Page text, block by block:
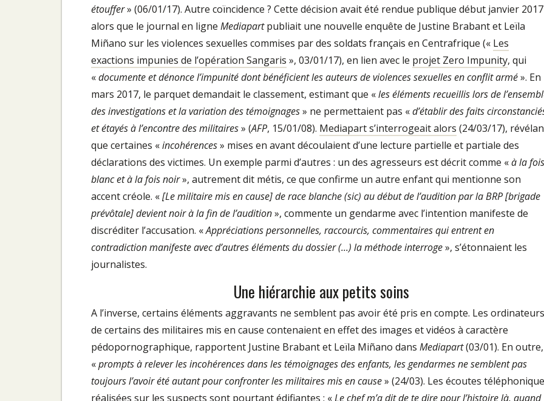
étouffer» (06/01/17). Autre coïncidence ? Cette décision avait été rendue publique début janvier 2017
alors que le journal en ligne Mediapartpubliait une nouvelle enquête de Justine Brabant et Leïla
Miñano sur les violences sexuelles commises par des soldats français en Centrafrique (« Les
exactions impunies de l’opération Sangaris », 03/01/17), en lien avec le projet Zero Impunity, qui
«documente et dénonce l’impunité dont bénéficient les auteurs de violences sexuelles en conflit armé». En
mars 2017, le parquet demandait le classement, estimant que «les éléments recueillis lors de
des investigations et la variation des témoignages» ne permettaient pas «d’établir des faits
et étayés à l’encontre des militaires» (AFP, 15/01/08). Mediapart s’interrogeait alors (24/03/17),
que certaines «incohérences» mises en avant découlaient d’une lecture partielle et partiale des
déclarations des victimes. Un exemple parmi d’autres : un des agresseurs est décrit comme «à la fois
blanc et à la fois noir», autrement dit métis, ce que confirme un autre enfant qui mentionne son
accent créole. «[Le militaire mis en cause] de race blanche (sic) au début de l’audition par la BRP [brigade
prévôtale] devient noir à la fin de l’audition», commente un gendarme avec l’intention manifeste de
discréditer l’accusation. «Appréciations personnelles, raccourcis, commentaires qui entrent en
contradiction manifeste avec d’autres éléments du dossier (...) la méthode interroge», s’étonnaient les
journalistes.
Une hiérarchie aux petits soins
A l’inverse, certains éléments aggravants ne semblent pas avoir été pris en compte. Les ordinateurs
de certains des militaires mis en cause contenaient en effet des images et vidéos à caractère
pédopornographique, rapportent Justine Brabant et Leïla Miñano dans Mediapart(03/01). En outre,
«prompts à relever les incohérences dans les témoignages des enfants, les gendarmes ne semblent pas
toujours l’avoir été autant pour confronter les militaires mis en cause» (24/03). Les écoutes
réalisées sur les suspects sont pourtant édifiantes : «Le chef m’a dit de te dire pour l’histoire là, quand